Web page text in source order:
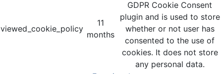
viewed_cookie_policy
11
months
GDPR Cookie Consent
plugin and is used to store
whether or not user has
consented to the use of
cookies. It does not store
any personal data.